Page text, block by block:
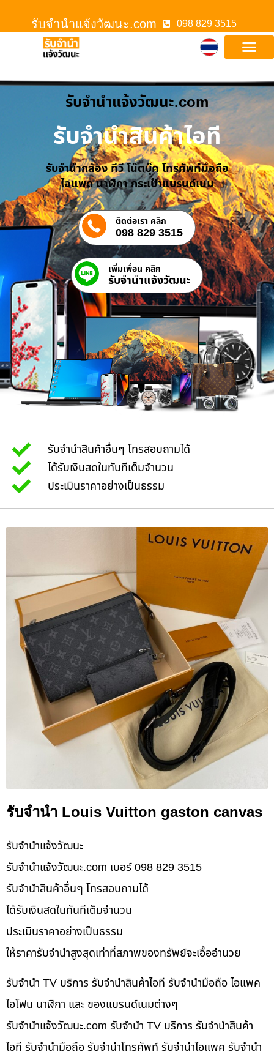
รับจํานําแจ้งวัฒนะ.com 098 829 3515
รับจํานําแจ้งวัฒนะ.com
รับจำนำสินค้าไอที
รับจำนำกล้อง ทีวี โน๊ตบุ๊ค โทรศัพท์มือถือ
ไอแพด นาฬิกา กระเป๋าแบรนด์เนม
ติดต่อเรา คลิก
098 829 3515
เพิ่มเพื่อน คลิก
รับจํานําแจ้งวัฒนะ
รับจำนำสินค้าอื่นๆ โทรสอบถามได้
ได้รับเงินสดในทันทีเต็มจำนวน
ประเมินราคาอย่างเป็นธรรม
รับจำนำ Louis Vuitton gaston canvas
รับจํานําแจ้งวัฒนะ
รับจํานําแจ้งวัฒนะ.com เบอร์ 098 829 3515
รับจำนำสินค้าอื่นๆ โทรสอบถามได้
ได้รับเงินสดในทันทีเต็มจำนวน
ประเมินราคาอย่างเป็นธรรม
ให้ราคารับจำนำสูงสุดเท่าที่สภาพของทรัพย์จะเอื้ออำนวย
รับจำนำ TV บริการ รับจำนำสินค้าไอที รับจำนำมือถือ ไอแพค
ไอโฟน นาฬิกา และ ของแบรนด์เนมต่างๆ
รับจํานําแจ้งวัฒนะ.com รับจำนำ TV บริการ รับจำนำสินค้า
ไอที รับจำนำมือถือ รับจำนำโทรศัพท์ รับจำนำไอแพค รับจำนำ